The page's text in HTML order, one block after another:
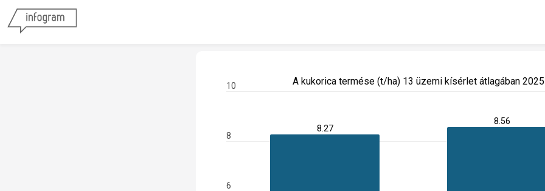
A kukorica termése (t/ha) 13 üzemi kísérlet átlagában
10
8
6
8.27
8.56